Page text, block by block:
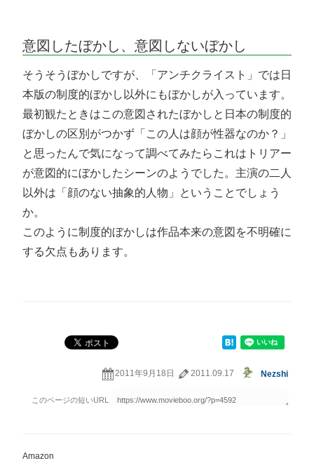
意図したぼかし、意図しないぼかし
そうそうぼかしですが、「アンチクライスト」では日
本版の制度的ぼかし以外にもぼかしが入っています。
最初観たときはこの意図されたぼかしと日本の制度的
ぼかしの区別がつかず「この人は顔が性器なのか？」
と思ったんで気になって調べてみたらこれはトリアー
が意図的にぼかしたシーンのようでした。主演の二人
以外は「顔のない抽象的人物」ということでしょう
か。
このように制度的ぼかしは作品本来の意図を不明確に
する欠点もあります。
2011年9月18日 2011.09.17 Nezshi
Amazon